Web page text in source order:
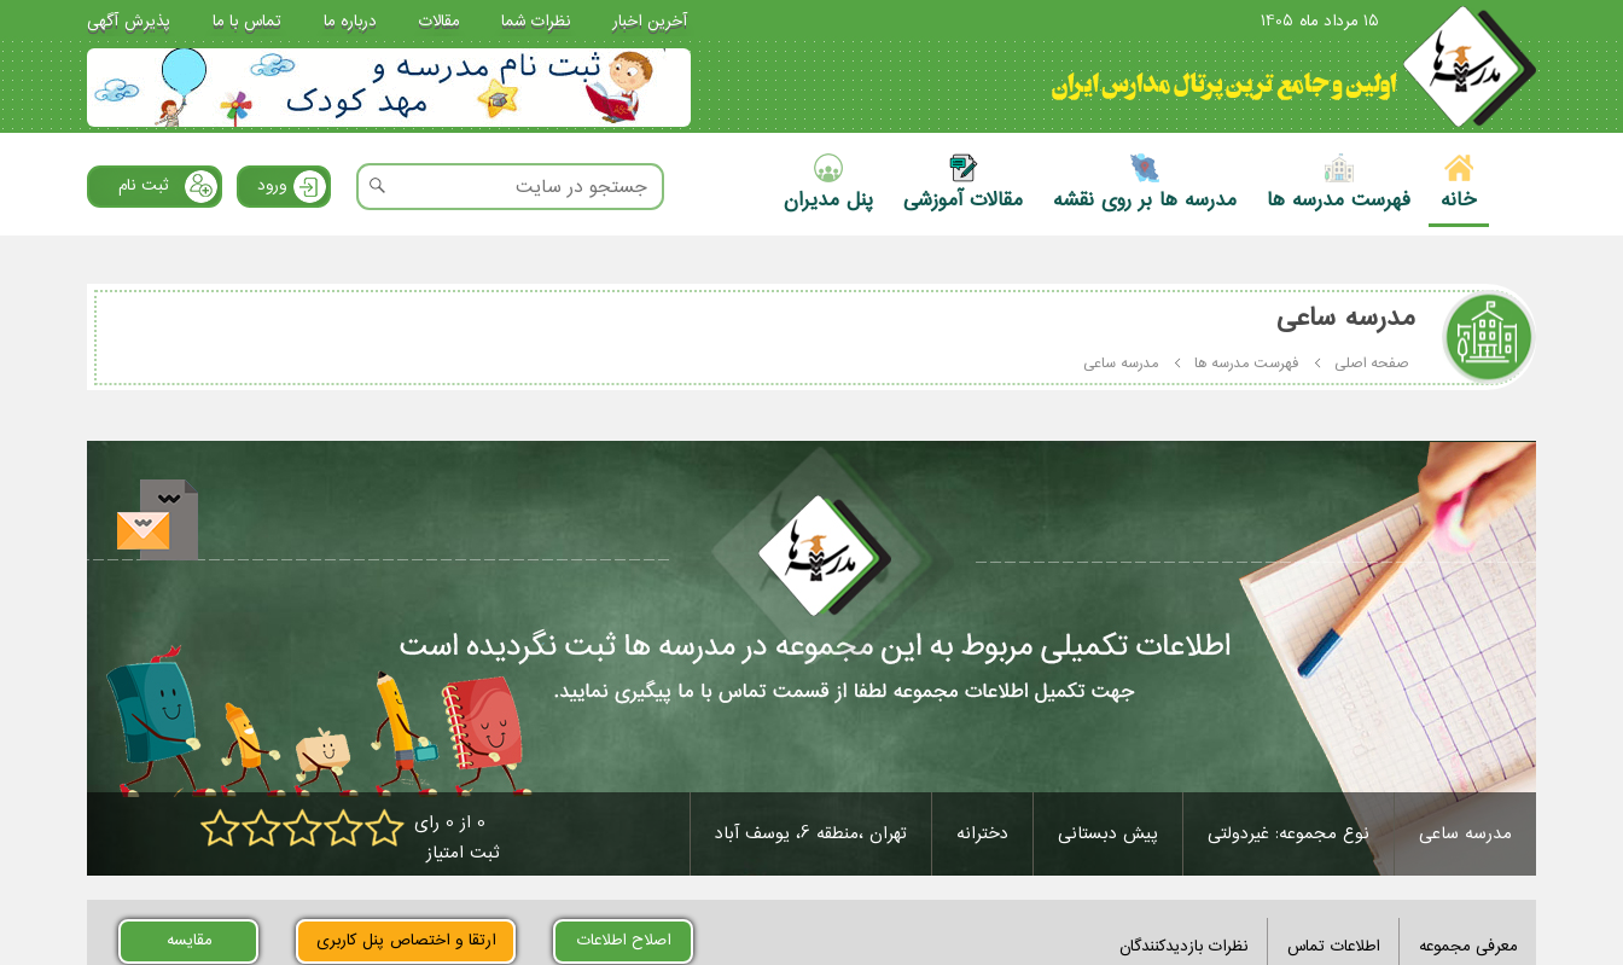
15 مرداد ماه 1405 آخرین اخبار نظرات شما مقالات درباره ما تماس با ما پذیرش آگهی
ورود ثبت نام خانه فهرست مدرسه ها مدرسه ها بر روی نقشه مقالات آموزشی پنل مدیران
مدرسه ساعی
صفحه اصلی فهرست مدرسه ها مدرسه ساعی
مدرسه ساعی نوع مجموعه: غیردولتی پیش دبستانی دخترانه تهران ،منطقه 6، یوسف آباد
0 از 0 رای
ثبت امتیاز
معرفی مجموعه اطلاعات تماس نظرات بازدیدکنندگان اصلاح اطلاعات ارتقا و اختصاص پنل کاربری مقایسه